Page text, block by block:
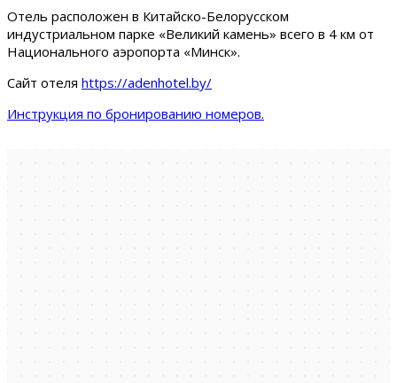
Отель расположен в Китайско-Белорусском
индустриальном парке «Великий камень» всего в 4 км от
Национального аэропорта «Минск».
Сайт отеля https://adenhotel.by/
Инструкция по бронированию номеров.